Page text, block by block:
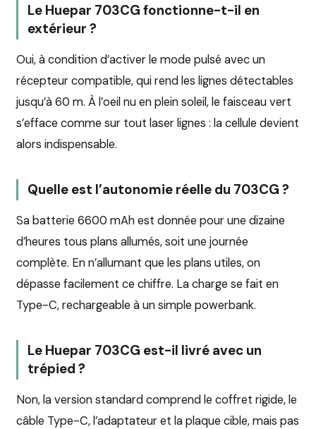
Le Huepar 703CG fonctionne-t-il en
extérieur ?
Oui, à condition d’activer le mode pulsé avec un
récepteur compatible, qui rend les lignes détectables
jusqu’à 60 m. À l’oeil nu en plein soleil, le faisceau vert
s’efface comme sur tout laser lignes : la cellule devient
alors indispensable.
Quelle est l’autonomie réelle du 703CG ?
Sa batterie 6600 mAh est donnée pour une dizaine
d’heures tous plans allumés, soit une journée
complète. En n’allumant que les plans utiles, on
dépasse facilement ce chiffre. La charge se fait en
Type-C, rechargeable à un simple powerbank.
Le Huepar 703CG est-il livré avec un
trépied ?
Non, la version standard comprend le coffret rigide, le
câble Type-C, l’adaptateur et la plaque cible, mais pas